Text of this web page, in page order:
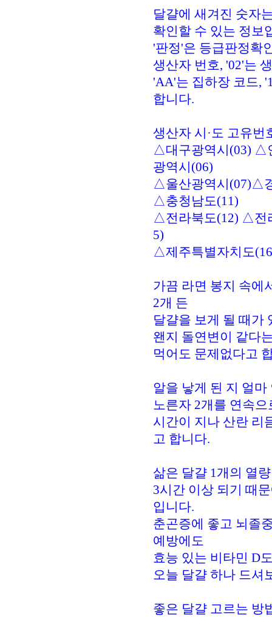
달걀에 새겨진 숫자
확인할 수 있는 정보
'판정'은 등급판정확
생산자 번호, '02'는
'AA'는 집하장 코드,
합니다.
생산자 시·도 고유
△대구광역시(03) △
광역시(06)
△울산광역시(07)△
△충청남도(11)
△전라북도(12) △전
5)
△제주특별자치도
가끔 라면 봉지 속에
2개 든
달걀을 보게 될 때가
왠지 돌연변이 같다
먹어도 문제없다고
알을 낳게 된 지 얼
노른자 2개를 연속
시간이 지나 산란 리
고 합니다.
삶은 달걀 1개의 열
3시간 이상 되기 때
입니다.
춘곤증에 좋고 뇌졸
예방에도
효능 있는 비타민 D
오늘 달걀 하나 드셔
좋은 달걀 고르는 방